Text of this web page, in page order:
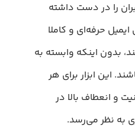
را در دست داشته
حرفه‌ای و کاملا
بدون اینکه وابسته به
این ابزار برای هر
و انعطاف بالا در
به نظر می‌رسد.